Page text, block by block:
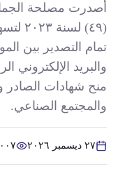
أصدرت مصلحة
(٤٩)
تمام التصدير بين
والبريد
منح شهادات الصادر
والمجتمع الصناعي.
٢٧ ديسمبر ٢٠٢٦